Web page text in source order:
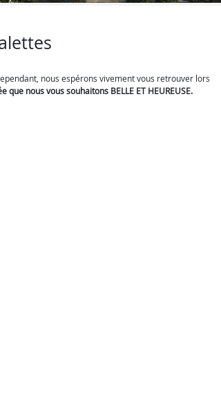
nous espérons vivement vous retrouver lors
que nous vous souhaitons BELLE ET HEUREUSE.